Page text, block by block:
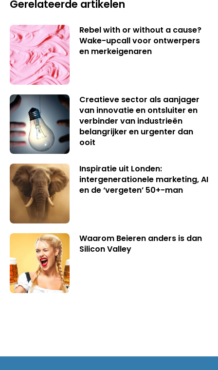
Gerelateerde artikelen
Rebel with or without a cause?
Wake-upcall voor ontwerpers
en merkeigenaren
Creatieve sector als aanjager
van innovatie en ontsluiter en
verbinder van industrieën
belangrijker en urgenter dan
ooit
Inspiratie uit Londen:
intergenerationele marketing, AI
en de ‘vergeten’ 50+-man
Waarom Beieren anders is dan
Silicon Valley